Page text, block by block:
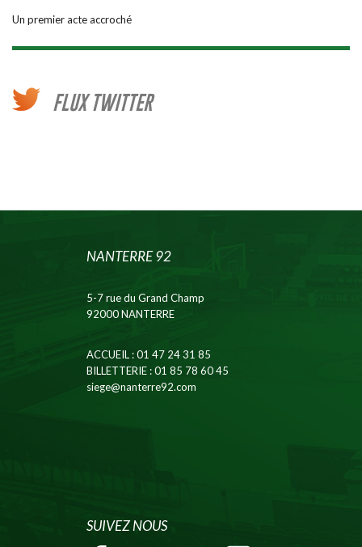
Un premier acte accroché
FLUX TWITTER
NANTERRE 92
5-7 rue du Grand Champ
92000 NANTERRE
ACCUEIL: 01 47 24 31 85
BILLETTERIE: 01 85 78 60 45
siege@nanterre92.com
SUIVEZ NOUS